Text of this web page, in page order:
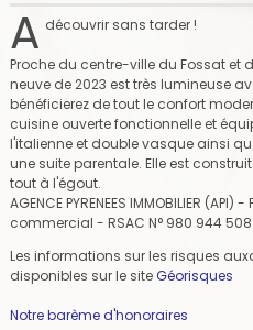
A découvrir sans tarder !
Proche du centre-ville du Fossat et
neuve de 2023 est très lumineuse
bénéficierez de tout le confort
cuisine ouverte fonctionnelle et
l'italienne et double vasque ainsi
une suite parentale. Elle est
tout à l'égout.
AGENCE PYRENEES IMMOBILIER
commercial - RSAC N° 980 944
Les informations sur les risques
disponibles sur le siteGéorisques
Notre barème d'honoraires